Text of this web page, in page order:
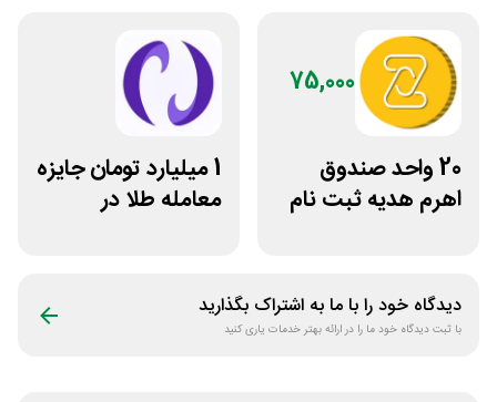
75,000
20 واحد صندوق
اهرم هدیه ثبت نام
1 میلیارد تومان جایزه
معامله طلا در
دیدگاه خود را با ما به اشتراک بگذارید
با ثبت دیدگاه خود ما را در ارائه بهتر خدمات یاری کنید